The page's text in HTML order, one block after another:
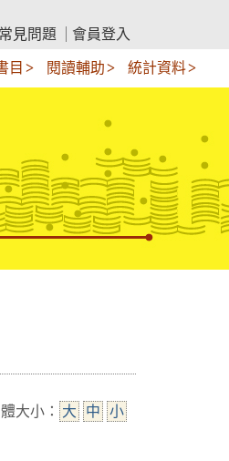
常見問題 會員登入
目 閱讀輔助 統計資料
大小： 大 中 小